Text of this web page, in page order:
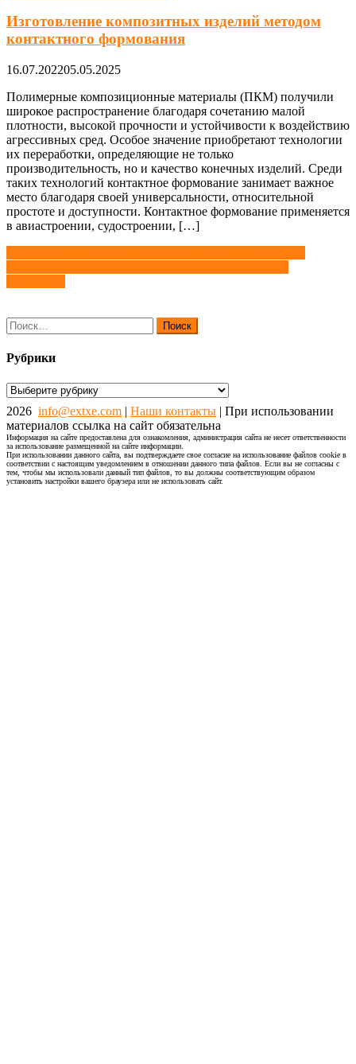
Изготовление композитных изделий методом
контактного формования
16.07.202205.05.2025
Полимерные композиционные материалы (ПКМ) получили
широкое распространение благодаря сочетанию малой
плотности, высокой прочности и устойчивости к воздействию
агрессивных сред. Особое значение приобретают технологии
их переработки, определяющие не только
производительность, но и качество конечных изделий. Среди
таких технологий контактное формование занимает важное
место благодаря своей универсальности, относительной
простоте и доступности. Контактное формование применяется
в авиастроении, судостроении, […]
Навигация
по
Найти:
Рубрики
Рубрики
2026 info@extxe.com | Наши контакты | При использовании
материалов ссылка на сайт обязательна
Информация на сайте предоставлена для ознакомления, администрация сайта не несет ответственности
за использование размещенной на сайте информации.
При использовании данного сайта, вы подтверждаете свое согласие на использование файлов cookie в
соответствии с настоящим уведомлением в отношении данного типа файлов. Если вы не согласны с
тем, чтобы мы использовали данный тип файлов, то вы должны соответствующим образом
установить настройки вашего браузера или не использовать сайт.